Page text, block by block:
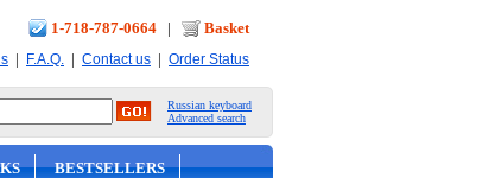
1-718-787-0664 | Basket
| F.A.Q. | Contact us | Order Status
Russian keyboard
Advanced search
BESTSELLERS